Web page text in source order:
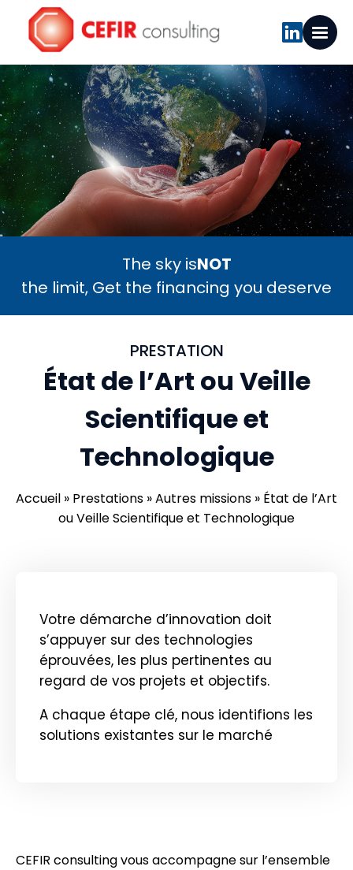
The sky isNOT
the limit, Get the financing you deserve
PRESTATION
État de l’Art ou Veille
Scientifique et
Technologique
Accueil » Prestations »Autres missions » État de l’Art
ou Veille Scientifique et Technologique
Votre démarche d’innovation doit
s’appuyer sur des technologies
éprouvées, les plus pertinentes au
regard de vos projets et objectifs.
A chaque étape clé, nous identifions les
solutions existantes sur le marché
CEFIR consulting vous accompagne sur l’ensemble